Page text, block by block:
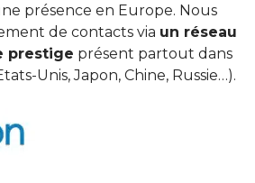
présence en Europe. Nous
de contacts via un réseau
prestige présent partout dans
Unis, Japon, Chine, Russie…).